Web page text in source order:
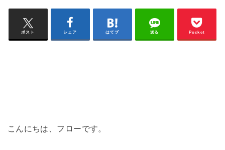
ポスト シェア はてブ 送る Pocket
こんにちは、フローです。